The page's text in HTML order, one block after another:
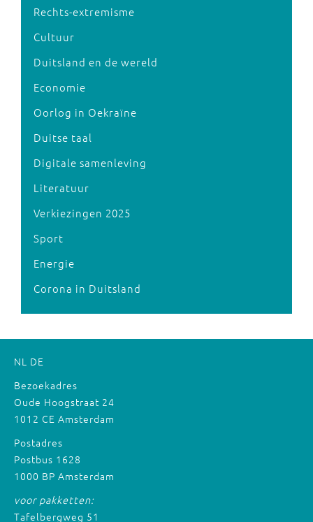
Rechts-extremisme
Cultuur
Duitsland en de wereld
Economie
Oorlog in Oekraïne
Duitse taal
Digitale samenleving
Literatuur
Verkiezingen 2025
Sport
Energie
Corona in Duitsland
NL DE
Bezoekadres
Oude Hoogstraat 24
1012 CE Amsterdam
Postadres
Postbus 1628
1000 BP Amsterdam
voor pakketten:
Tafelbergweg 51